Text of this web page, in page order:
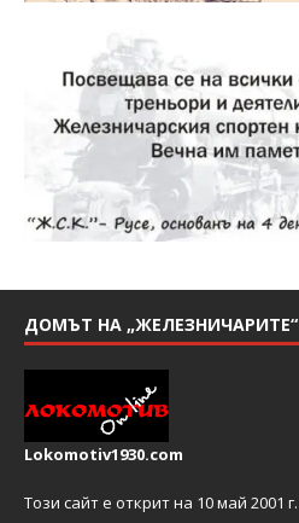
ДОМЪТ НА „ЖЕЛЕЗНИЧАРИТЕ“
Lokomotiv1930.com
Този сайт е открит на 10 май 2001 г.